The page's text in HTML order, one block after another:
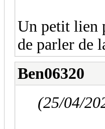
Un petit lien
de parler de
Ben06320
(25/04/